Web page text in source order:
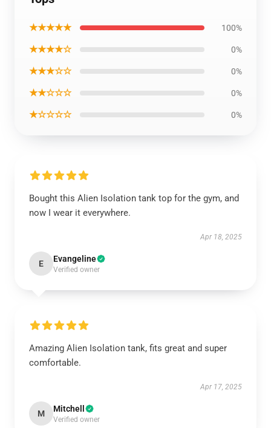
★★★★★ 100%
★★★★☆ 0%
★★★☆☆ 0%
★★☆☆☆ 0%
★☆☆☆☆ 0%
Bought this Alien Isolation tank top for the gym, and
now I wear it everywhere.
Apr 18, 2025
E Evangeline
Verified owner
Amazing Alien Isolation tank, fits great and super
comfortable.
Apr 17, 2025
M Mitchell
Verified owner